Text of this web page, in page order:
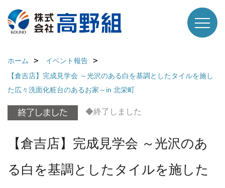
ホーム
イベント報告
【倉吉店】完成見学会 ～光沢のある白を基調としたタイルを施し
た広々洗面化粧台のあるお家～in 北栄町
◆終了しました
【倉吉店】完成見学会 ～光沢のあ
る白を基調としたタイルを施した